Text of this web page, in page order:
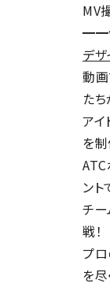
MV
━━
デ
動
たち
アイ
を
ント
チ
戦！
プ
を